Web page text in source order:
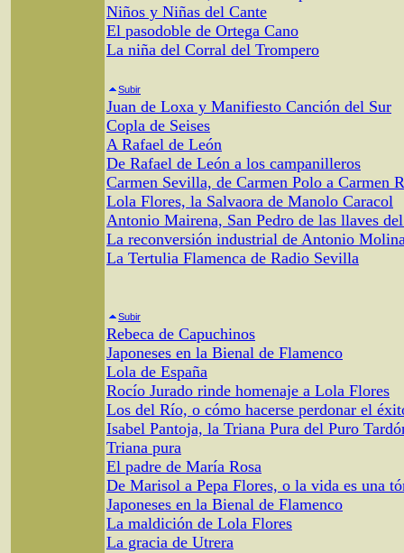
Niños y Niñas del Cante
El pasodoble de Ortega Cano
La niña del Corral del Trompero
Subir
Juan de Loxa y Manifiesto Canción del Sur
Copla de Seises
A Rafael de León
De Rafael de León a los campanilleros
Carmen Sevilla, de Carmen Polo a Carmen
Lola Flores, la Salvaora de Manolo Caracol
Antonio Mairena, San Pedro de las llaves
La reconversión industrial de Antonio
La Tertulia Flamenca de Radio Sevilla
Subir
Rebeca de Capuchinos
Japoneses en la Bienal de Flamenco
Lola de España
Rocío Jurado rinde homenaje a Lola Flores
Los del Río, o cómo hacerse perdonar el
Isabel Pantoja, la Triana Pura del Puro
Triana pura
El padre de María Rosa
De Marisol a Pepa Flores, o la vida es una
Japoneses en la Bienal de Flamenco
La maldición de Lola Flores
La gracia de Utrera